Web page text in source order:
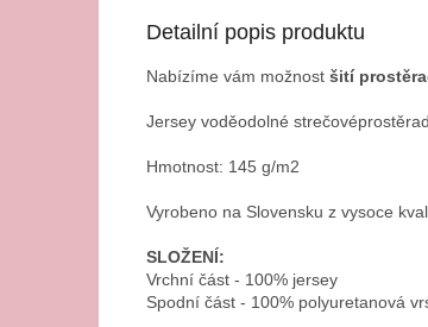
Detailní popis produktu
Nabízíme vám možnost šití
Jersey voděodolné strečové
Hmotnost: 145 g/m2
Vyrobeno na Slovensku z vysoce
SLOŽENÍ:
Vrchní část - 100% jersey
Spodní část - 100% polyuretanová